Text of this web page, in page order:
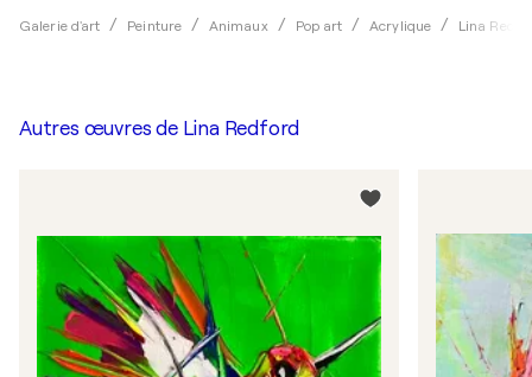
Galerie d'art Peinture Animaux Pop art Acrylique Lina
Autres œuvres de Lina Redford